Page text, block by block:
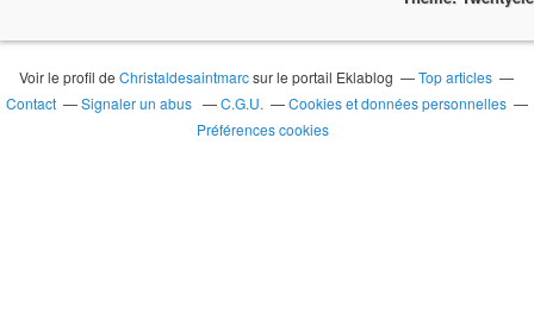
Voir le profil deChristaldesaintmarcsur le portail Eklablog
Top articles
Contact
Signaler un abus C.G.U.
Cookies et données personnelles
Préférences cookies